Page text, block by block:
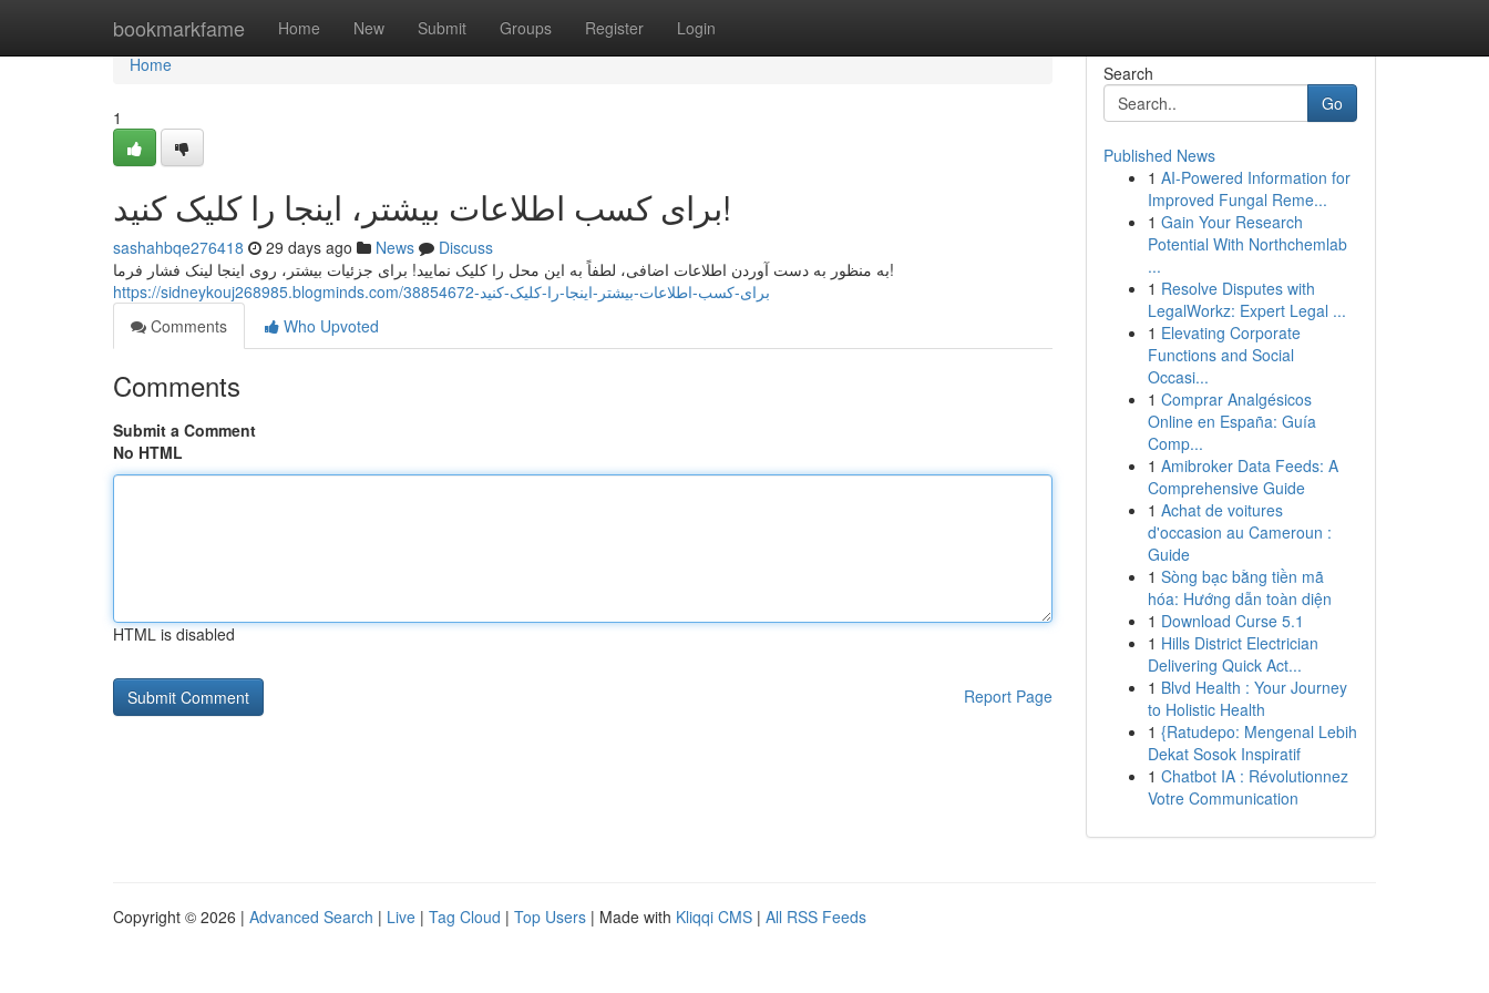
bookmarkfame Home New Submit Groups Register Login
Home
Home
1
برای کسب اطلاعات بیشتر، اینجا را کلیک کنید!
sashahbqe276418 29 days ago News
Discuss
به منظور به دست آوردن اطلاعات اضافی، لطفاً به این محل را کلیک نمایید! برای جزئیات بیشتر، روی اینجا لینک فشار فرما!
https://sidneykouj268985.blogminds.com/برای-کسب-اطلاعات-بیشتر-اینجا-را-کلیک-کنید-38854672
Comments
Who Upvoted
Comments
Submit a Comment
No HTML
HTML is disabled
Report Page
Search
Go
Published News
1 AI-Powered Information for
Improved Fungal Reme...
1 Gain Your Research
Potential With Northchemlab
...
1 Resolve Disputes with
LegalWorkz: Expert Legal ...
1 Elevating Corporate
Functions and Social
Occasi...
1 Comprar Analgésicos
Online en España: Guía
Comp...
1 Amibroker Data Feeds: A
Comprehensive Guide
1 Achat de voitures
d'occasion au Cameroun :
Guide
1 Sòng bạc bằng tiền mã
hóa: Hướng dẫn toàn diện
1 Download Curse 5.1
1 Hills District Electrician
Delivering Quick Act...
1 Blvd Health : Your Journey
to Holistic Health
1 {Ratudepo: Mengenal Lebih
Dekat Sosok Inspiratif
1 Chatbot IA : Révolutionnez
Votre Communication
Copyright © 2026 | Advanced Search | Live | Tag Cloud | Top Users | Made with Kliqqi CMS | All RSS Feeds